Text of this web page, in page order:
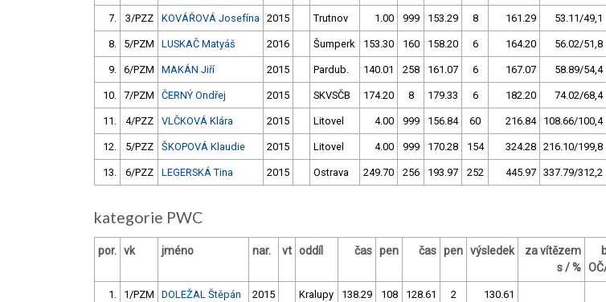
7. 3/PZZ KOVÁŘOVÁ Josefína 2015 Trutnov 1.00 999 153.29 8 161.29 53.11/49,1
8. 5/PZM LUSKAČ Matyáš 2016 Šumperk 153.30 160 158.20 6 164.20 56.02/51,8
9. 6/PZM MAKÁN Jiří 2015 Pardub. 140.01 258 161.07 6 167.07 58.89/54,4
10. 7/PZM ČERNÝ Ondřej 2015 SKVSČB 174.20 8 179.33 6 182.20 74.02/68,4
11. 4/PZZ VLČKOVÁ Klára 2015 Litovel 4.00 999 156.84 60 216.84 108.66/100,4
12. 5/PZZ ŠKOPOVÁ Klaudie 2015 Litovel 4.00 999 170.28 154 324.28 216.10/199,8
13. 6/PZZ LEGERSKÁ Tina 2015 Ostrava 249.70 256 193.97 252 445.97 337.79/312,2
kategorie PWC
por. vk jméno nar. vt oddíl čas pen čas pen výsledek
za vítězem
s / %
1. 1/PZM DOLEŽAL Štěpán 2015 Kralupy 138.29 108 128.61 2 130.61